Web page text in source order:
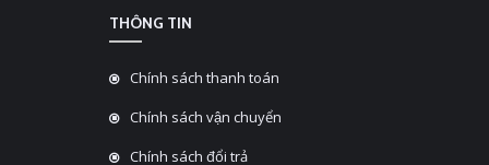
THÔNG TIN
Chính sách thanh toán
Chính sách vận chuyển
Chính sách đổi trả